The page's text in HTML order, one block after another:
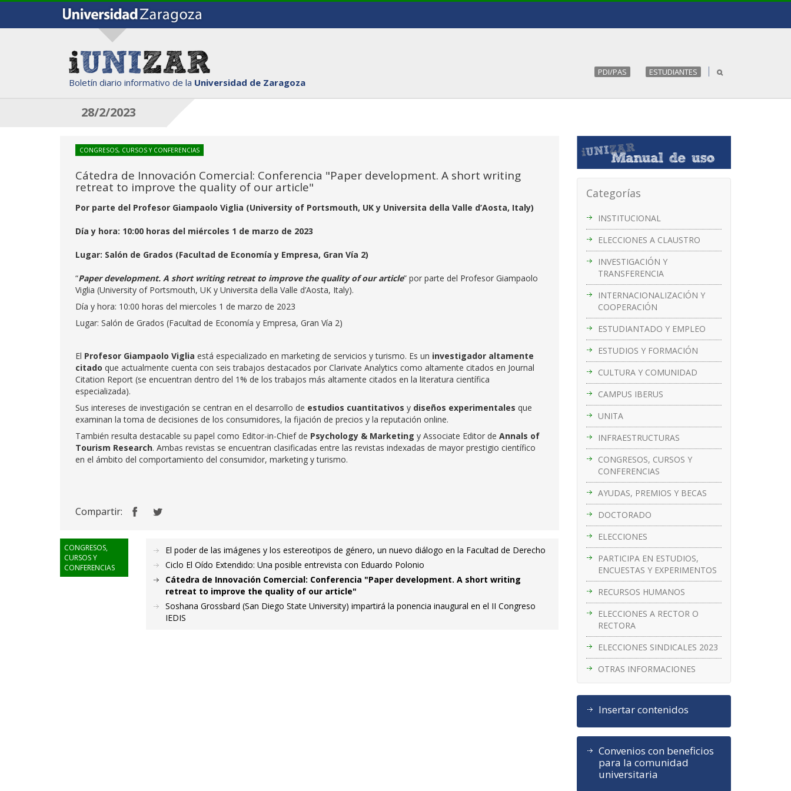
Boletín diario informativo de la Universidad de Zaragoza
PDI/PAS ESTUDIANTES
28/2/2023
Categorías
INSTITUCIONAL
ELECCIONES A CLAUSTRO
INVESTIGACIÓN Y
TRANSFERENCIA
INTERNACIONALIZACIÓN Y
COOPERACIÓN
ESTUDIANTADO Y EMPLEO
ESTUDIOS Y FORMACIÓN
CULTURA Y COMUNIDAD
CAMPUS IBERUS
UNITA
INFRAESTRUCTURAS
CONGRESOS, CURSOS Y
CONFERENCIAS
AYUDAS, PREMIOS Y BECAS
DOCTORADO
ELECCIONES
PARTICIPA EN ESTUDIOS,
ENCUESTAS Y EXPERIMENTOS
RECURSOS HUMANOS
ELECCIONES A RECTOR O
RECTORA
ELECCIONES SINDICALES 2023
OTRAS INFORMACIONES
Insertar contenidos
Convenios con beneficios
para la comunidad
universitaria
CONGRESOS, CURSOS Y CONFERENCIAS
Cátedra de Innovación Comercial: Conferencia "Paper development. A short writing
retreat to improve the quality of our article"
Por parte del Profesor Giampaolo Viglia (University of Portsmouth, UK y Universita della Valle d’Aosta, Italy)
Día y hora: 10:00 horas del miércoles 1 de marzo de 2023
Lugar: Salón de Grados (Facultad de Economía y Empresa, Gran Vía 2)
“Paper development. A short writing retreat to improve the quality of our article” por parte del Profesor Giampaolo
Viglia (University of Portsmouth, UK y Universita della Valle d’Aosta, Italy).
Día y hora: 10:00 horas del miercoles 1 de marzo de 2023
Lugar: Salón de Grados (Facultad de Economía y Empresa, Gran Vía 2)
El Profesor Giampaolo Viglia está especializado en marketing de servicios y turismo. Es un investigador altamente
citado que actualmente cuenta con seis trabajos destacados por Clarivate Analytics como altamente citados en Journal
Citation Report (se encuentran dentro del 1% de los trabajos más altamente citados en la literatura científica
especializada).
Sus intereses de investigación se centran en el desarrollo de estudios cuantitativos y diseños experimentales que
examinan la toma de decisiones de los consumidores, la fijación de precios y la reputación online.
También resulta destacable su papel como Editor-in-Chief de Psychology & Marketing y Associate Editor de Annals of
Tourism Research. Ambas revistas se encuentran clasificadas entre las revistas indexadas de mayor prestigio científico
en el ámbito del comportamiento del consumidor, marketing y turismo.
Compartir:
CONGRESOS,
CURSOS Y
CONFERENCIAS
El poder de las imágenes y los estereotipos de género, un nuevo diálogo en la Facultad de Derecho
Ciclo El Oído Extendido: Una posible entrevista con Eduardo Polonio
Cátedra de Innovación Comercial: Conferencia "Paper development. A short writing
retreat to improve the quality of our article"
Soshana Grossbard (San Diego State University) impartirá la ponencia inaugural en el II Congreso
IEDIS